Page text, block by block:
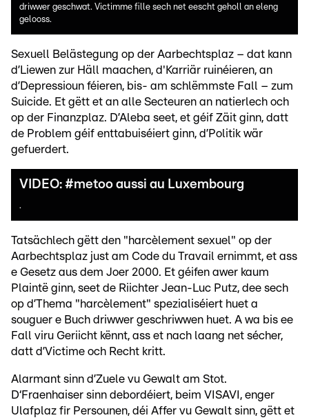
driwwer geschwat. Victimme fille sech net eescht geholl an eleng
gelooss.
Sexuell Belästegung op der Aarbechtsplaz – dat kann
d’Liewen zur Häll maachen, d'Karriär ruinéieren, an
d’Depressioun féieren, bis- am schlëmmste Fall – zum
Suicide. Et gëtt et an alle Secteuren an natierlech och
op der Finanzplaz. D’Aleba seet, et géif Zäit ginn, datt
de Problem géif enttabuiséiert ginn, d’Politik wär
gefuerdert.
VIDEO: #metoo aussi au Luxembourg
.
Tatsächlech gëtt den "harcèlement sexuel" op der
Aarbechtsplaz just am Code du Travail ernimmt, et ass
e Gesetz aus dem Joer 2000. Et géifen awer kaum
Plaintë ginn, seet de Riichter Jean-Luc Putz, dee sech
op d’Thema "harcèlement" spezialiséiert huet a
souguer e Buch driwwer geschriwwen huet. A wa bis ee
Fall viru Geriicht kënnt, ass et nach laang net sécher,
datt d’Victime och Recht kritt.
Alarmant sinn d’Zuele vu Gewalt am Stot.
D‘Fraenhaiser sinn debordéiert, beim VISAVI, enger
Ulafplaz fir Persounen, déi Affer vu Gewalt sinn, gëtt et